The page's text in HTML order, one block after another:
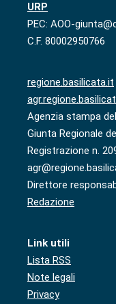
URP
PEC: AOO-
C.F. 80002950766
regione.basilicata.it
Agenzia stampa
Giunta Regionale
Registrazione n.
Direttore
Redazione
Link utili
Lista RSS
Note legali
Privacy